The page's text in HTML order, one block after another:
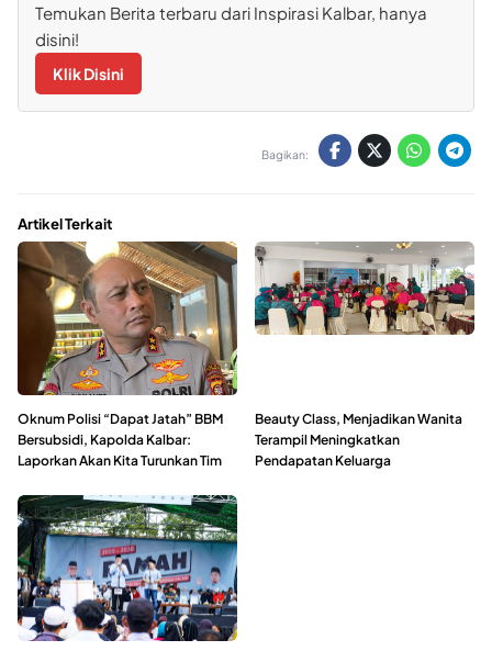
Temukan Berita terbaru dari Inspirasi Kalbar, hanya
disini!
Klik Disini
Bagikan:
Artikel Terkait
Oknum Polisi “Dapat Jatah” BBM
Bersubsidi, Kapolda Kalbar:
Laporkan Akan Kita Turunkan Tim
Beauty Class, Menjadikan Wanita
Terampil Meningkatkan
Pendapatan Keluarga